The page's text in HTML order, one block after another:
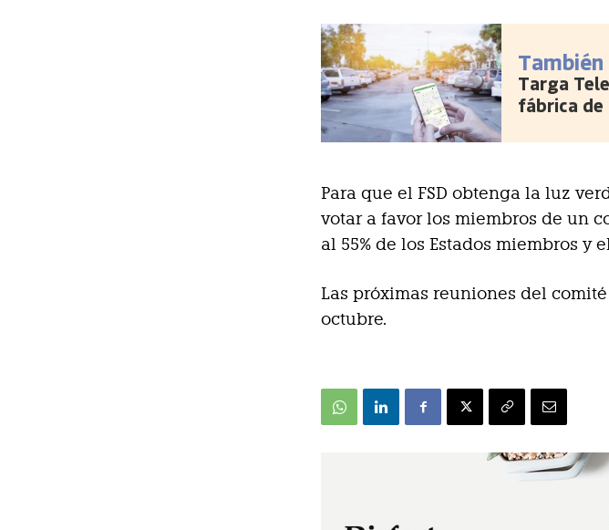
Targa
fábrica de
Para que el FSD obtenga la luz
votar a favor los miembros de un
al 55% de los Estados miembros y
Las próximas reuniones del
octubre.